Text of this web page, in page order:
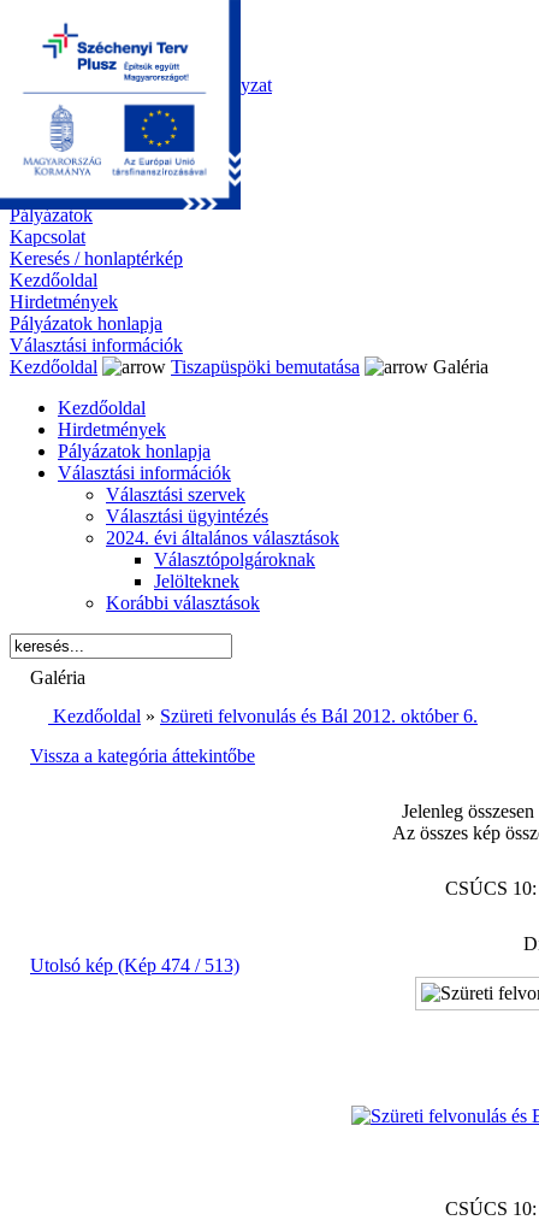
Kezdőoldal
Önkormányzat
Polgármesteri Hivatal
Roma Nemzetiségi Önkormányzat
Elektronikus ügyintézés
Közérdekű információk
Tiszapüspöki bemutatása
Galéria
Díjazottaink
Pályázatok
Kapcsolat
Keresés / honlaptérkép
Kezdőoldal
Hirdetmények
Pályázatok honlapja
Választási információk
Kezdőoldal
Tiszapüspöki bemutatása
Galéria
Kezdőoldal
Hirdetmények
Pályázatok honlapja
Választási információk
Választási szervek
Választási ügyintézés
2024. évi általános választások
Választópolgároknak
Jelölteknek
Korábbi választások
Galéria
Kezdőoldal » Szüreti felvonulás és Bál 2012. október 6.
Vissza a kategória áttekintőbe
Jelenleg
Az összes kép
CSÚCS
Utolsó kép (Kép 474 / 513)
CSÚCS